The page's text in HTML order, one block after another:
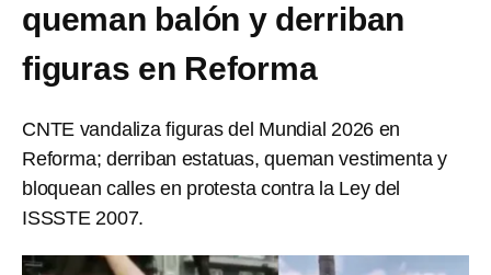
queman balón y derriban
figuras en Reforma
CNTE vandaliza figuras del Mundial 2026 en
Reforma; derriban estatuas, queman vestimenta y
bloquean calles en protesta contra la Ley del
ISSSTE 2007.